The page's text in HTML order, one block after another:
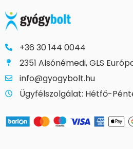
+36 30 144 0044
2351 Alsónémedi, GLS
info@gyogybolt.hu
Ügyfélszolgálat: Hétfő-